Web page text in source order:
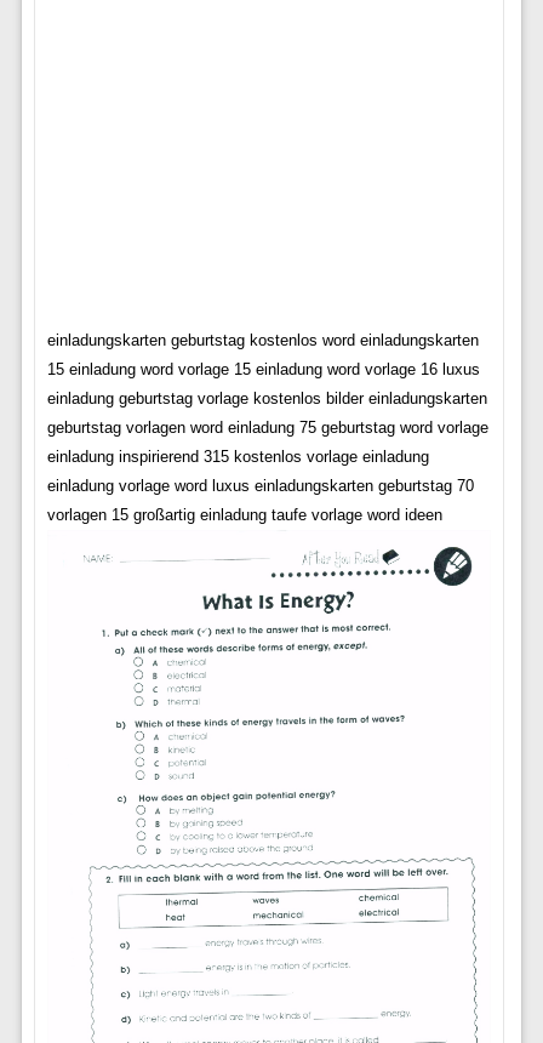
einladungskarten geburtstag kostenlos word einladungskarten
15 einladung word vorlage 15 einladung word vorlage 16 luxus
einladung geburtstag vorlage kostenlos bilder einladungskarten
geburtstag vorlagen word einladung 75 geburtstag word vorlage
einladung inspirierend 315 kostenlos vorlage einladung
einladung vorlage word luxus einladungskarten geburtstag 70
vorlagen 15 großartig einladung taufe vorlage word ideen